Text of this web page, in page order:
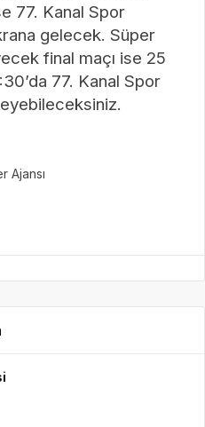
77. Kanal Spor
gelecek. Süper
final maçı ise 25
77. Kanal Spor
Ajansı